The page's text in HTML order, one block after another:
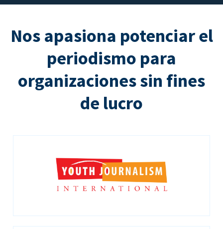
Nos apasiona potenciar el
periodismo para
organizaciones sin fines
de lucro